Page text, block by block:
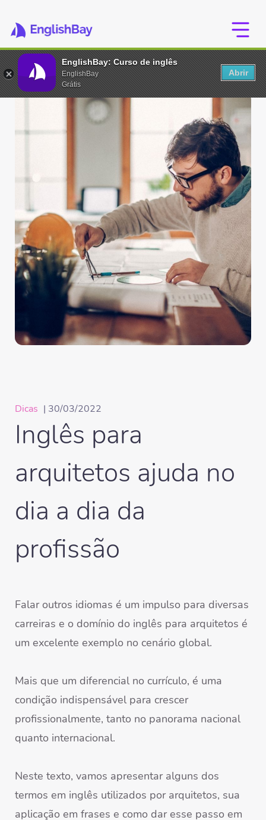
Dicas | 30/03/2022
Inglês para
arquitetos ajuda no
dia a dia da
profissão
Falar outros idiomas é um impulso para diversas
carreiras e o domínio do inglês para arquitetos é
um excelente exemplo no cenário global.
Mais que um diferencial no currículo, é uma
condição indispensável para crescer
profissionalmente, tanto no panorama nacional
quanto internacional.
Neste texto, vamos apresentar alguns dos
termos em inglês utilizados por arquitetos, sua
aplicação em frases e como dar esse passo em
EnglishBay: Curso de inglês
EnglishBay
Grátis
Abrir